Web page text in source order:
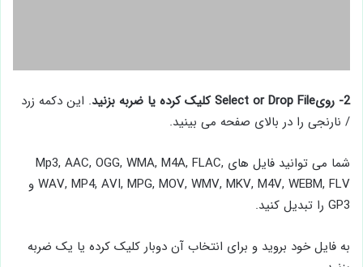
2- رویSelect or Drop File کلیک کرده یا ضربه بزنید
. این دکمه زرد
/ نارنجی را در بالای صفحه می بینید.
شما می توانید فایل های Mp3, AAC, OGG, WMA, M4A, FLAC,
WAV, MP4, AVI, MPG, MOV, WMV, MKV, M4V, WEBM, FLV و
GP3 را تبدیل کنید.
به فایل خود بروید و برای انتخاب آن دوبار کلیک کرده یا یک ضربه